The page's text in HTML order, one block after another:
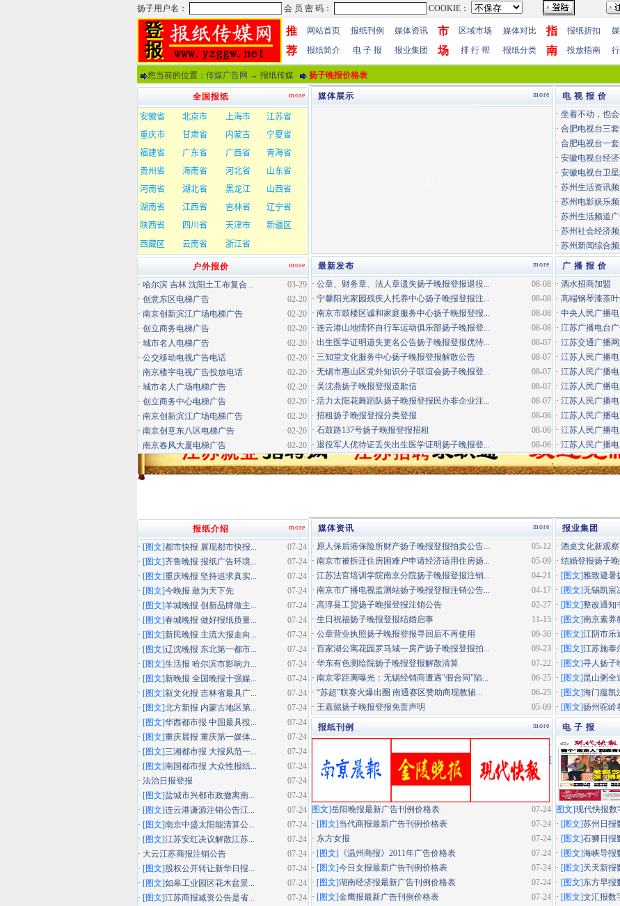
推
荐
网站首页 报纸刊例 媒体资讯
市
场
区域市场 媒体对比
指
南
报纸折扣
报纸简介
电 子 报 报业集团 排 行 帮 报纸分类 投放指南
您当前的位置： 传媒广告网 → 报纸传媒 扬子晚报价格表
more
媒体展示
电 视 报 价
· 坐着不动，也
· 合肥电视台三
· 合肥电视台一
· 安徽电视台经
· 安徽电视台卫
· 苏州生活资讯
· 苏州电影娱乐
· 苏州生活频道
· 苏州社会经济
· 苏州新闻综合
more
最新发布
广 播 报 价
08-08
· 公章、财务章、法人章遗失扬子晚报登报退役...
08-08
· 宁馨阳光家园残疾人托养中心扬子晚报登报注...
08-08
· 南京市鼓楼区诚和家庭服务中心扬子晚报登报...
08-08
· 连云港山地情怀自行车运动俱乐部扬子晚报登...
08-07
· 出生医学证明遗失更名公告扬子晚报登报优待...
08-07
· 三知堂文化服务中心扬子晚报登报解散公告
08-07
· 无锡市惠山区党外知识分子联谊会扬子晚报登...
08-07
· 吴沈燕扬子晚报登报道歉信
08-07
· 活力太阳花舞蹈队扬子晚报登报民办非企业注...
08-06
· 招租扬子晚报登报分类登报
08-06
· 石鼓路137号扬子晚报登报招租
08-06
· 退役军人优待证丢失出生医学证明扬子晚报登...
· 酒水招商加盟
· 高端钢琴漆茶
· 中央人民广播
· 江苏广播电台广
· 江苏交通广播
· 江苏人民广播
· 江苏人民广播
· 江苏人民广播
· 江苏人民广播
· 江苏人民广播
· 江苏人民广播
· 江苏人民广播
more
全国报纸
more
户外报价
03-29
· 哈尔滨 吉林 沈阳土工布复合...
02-20
· 创意东区电梯广告
02-20
· 南京创新滨江广场电梯广告
02-20
· 创立商务电梯广告
02-20
· 城市名人电梯广告
02-20
· 公交移动电视广告电话
02-20
· 南京楼宇电视广告投放电话
02-20
· 城市名人广场电梯广告
02-20
· 创立商务中心电梯广告
02-20
· 南京创新滨江广场电梯广告
02-20
· 南京创意东八区电梯广告
02-20
· 南京春风大厦电梯广告
more
媒体资讯
报业集团
05-12
· 原人保后港保险所财产扬子晚报登报拍卖公告...
05-09
· 南京市被拆迁住房困难户申请经济适用住房扬...
04-21
· 江苏法官培训学院南京分院扬子晚报登报注销...
04-17
· 南京市广播电视监测站扬子晚报登报注销公告...
02-27
· 高淳县工贸扬子晚报登报注销公告
11-15
· 生日祝福扬子晚报登报结婚启事
09-30
· 公章营业执照扬子晚报登报寻回后不再使用
09-23
· 百家湖公寓花园罗马城一房产扬子晚报登报拍...
07-22
· 华东有色测绘院扬子晚报登报解散清算
06-25
· 南京零距离曝光：无锡经销商遭遇"假合同"陷...
06-25
· “苏超”联赛火爆出圈 南通赛区赞助商现教辅...
05-09
· 王嘉懿扬子晚报登报免责声明
· 酒桌文化新观
· 结婚登报扬子
· [图文]雅致避暑
· [图文]无锡凯宸
· [图文]整改通知
· [图文]南京素养
· [图文]江阴市乐
· [图文]江苏施泰
· [图文]寻人扬子
· [图文]昆山粥全
· [图文]海门蕴凯
· [图文]扬州驼岭
more
报纸刊例 电 子 报
07-24
·
[
图文]岳阳晚报最新广告刊例价格表
07-24
· [图文]当代商报最新广告刊例价格表
07-24
· 东方女报
07-24
· [图文] 《温州商报》2011年广告价格表
07-24
· [图文]今日女报最新广告刊例价格表
07-24
· [图文]湖南经济报最新广告刊例价格表
07-24
· [图文]金鹰报最新广告刊例价格表
图文]现代快报数
· [图文]苏州日报
· [图文]石狮日报
· [图文]海峡导报
· [图文]天天新报
· [图文]东方早报
· [图文]文汇报数
more
报纸介绍
07-24
· [图文]都市快报 展现都市快报...
07-24
· [图文]齐鲁晚报 报纸广告环境...
07-24
· [图文]重庆晚报 坚持追求真实...
07-24
· [图文]今晚报 敢为天下先
07-24
· [图文]羊城晚报 创新品牌做主...
07-24
· [图文]春城晚报 做好报纸质量...
07-24
· [图文]新民晚报 主流大报走向...
07-24
· [图文]辽沈晚报 东北第一都市...
07-24
· [图文]生活报 哈尔滨市影响力...
07-24
· [图文]新晚报 全国晚报十强媒...
07-24
· [图文]新文化报 吉林省最具广...
07-24
· [图文]北方新报 内蒙古地区第...
07-24
· [图文]华西都市报 中国最具投...
07-24
· [图文]重庆晨报 重庆第一媒体...
07-24
· [图文]三湘都市报 大报风范一...
07-24
· [图文]南国都市报 大众性报纸...
07-24
· 法治日报登报
07-24
· [图文]盐城市兴都市政撤离南...
07-24
· [图文]连云港谦源注销公告江...
07-24
· [图文]南京中盛太阳能清算公...
07-24
· [图文]江苏安红决议解散江苏...
07-24
· 大云江苏商报注销公告
07-24
· [图文]股权公开转让新华日报...
07-24
· [图文]如皋工业园区花木盆景...
07-24
· [图文]江苏商报减资公告是省...